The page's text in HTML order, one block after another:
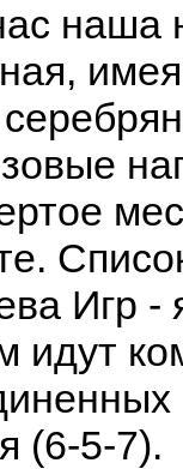
наша
Игр -
идут
(6-5-7).